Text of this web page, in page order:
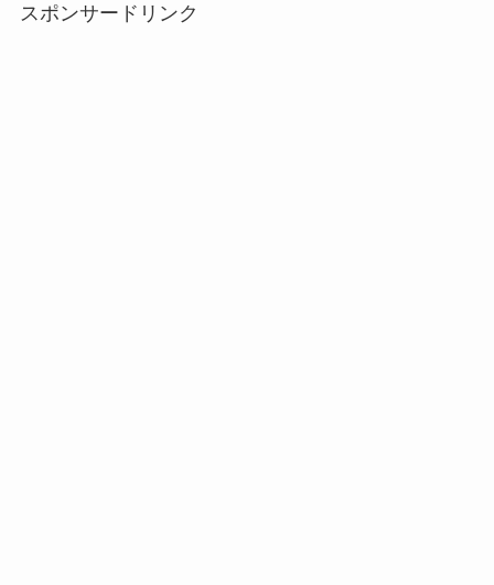
スポンサードリンク